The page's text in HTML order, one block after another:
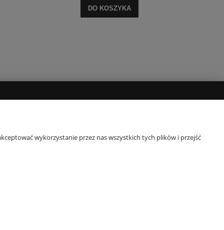
DO KOSZYKA
Komplety pościeli
wykorzystanie przez nas wszystkich tych plików i przejść